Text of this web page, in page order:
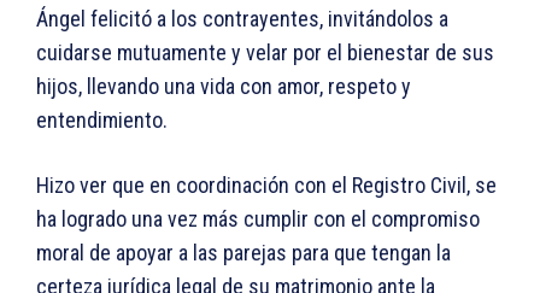
Ángel felicitó a los contrayentes, invitándolos a
cuidarse mutuamente y velar por el bienestar de sus
hijos, llevando una vida con amor, respeto y
entendimiento.
Hizo ver que en coordinación con el Registro Civil, se
ha logrado una vez más cumplir con el compromiso
moral de apoyar a las parejas para que tengan la
certeza jurídica legal de su matrimonio ante la